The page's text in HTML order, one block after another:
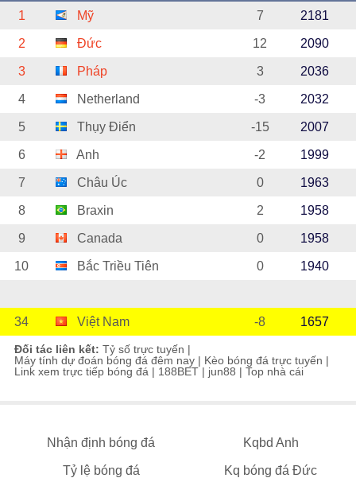
1 Mỹ 7 2181
2 Đức 12 2090
3 Pháp 3 2036
4 Netherland -3 2032
5 Thụy Điển -15 2007
6 Anh -2 1999
7 Châu Úc 0 1963
8 Braxin 2 1958
9 Canada 0 1958
10 Bắc Triều Tiên 0 1940
34 Việt Nam -8 1657
Đối tác liên kết: Tỷ số trực tuyến |
Máy tính dự đoán bóng đá đêm nay | Kèo bóng đá trực tuyến |
Link xem trực tiếp bóng đá | 188BET | jun88 | Top nhà cái
Nhận định bóng đá Kqbd Anh
Tỷ lệ bóng đá Kq bóng đá Đức